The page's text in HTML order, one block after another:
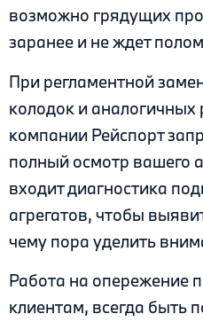
возможно грядущих
заранее и не ждет
При регламентной
колодок и аналогичных
компании Рейспорт
полный осмотр вашего
входит диагностика
агрегатов, чтобы
чему пора уделить
Работа на опережение
клиентам, всегда быть